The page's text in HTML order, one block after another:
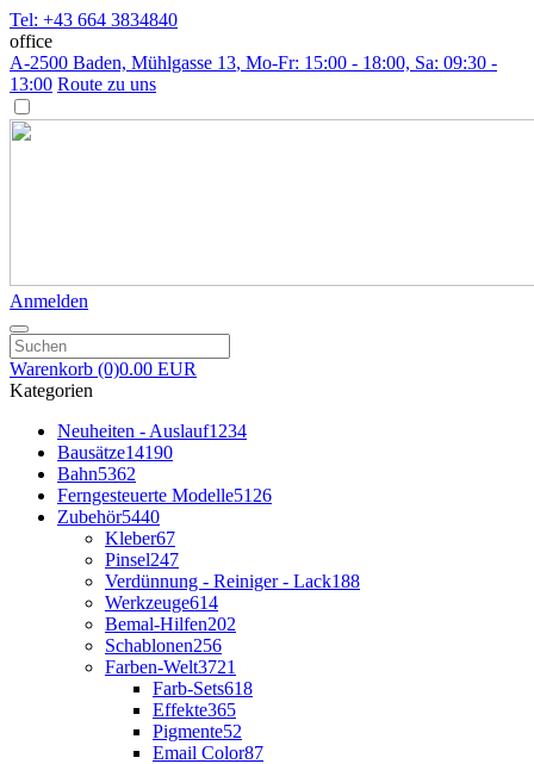
Tel: +43 664 3834840
office
A-2500 Baden, Mühlgasse 13, Mo-Fr: 15:00 - 18:00, Sa: 09:30 -
13:00 Route zu uns
Anmelden
Warenkorb (0)0.00 EUR
Kategorien
Neuheiten - Auslauf1234
Bausätze14190
Bahn5362
Ferngesteuerte Modelle5126
Zubehör5440
Kleber67
Pinsel247
Verdünnung - Reiniger - Lack188
Werkzeuge614
Bemal-Hilfen202
Schablonen256
Farben-Welt3721
Farb-Sets618
Effekte365
Pigmente52
Email Color87